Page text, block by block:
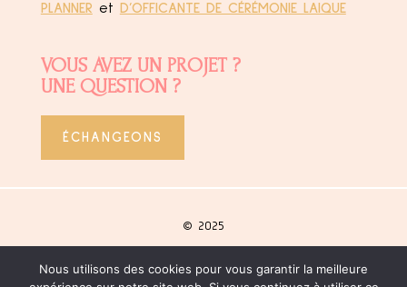
PLANNER et D’OFFICANTE DE CÉRÉMONIE LAIQUE
VOUS AVEZ UN PROJET ?
UNE QUESTION ?
ÉCHANGEONS
© 2025
Site crééby Agence Bohemia
Nous utilisons des cookies pour vous garantir la meilleure